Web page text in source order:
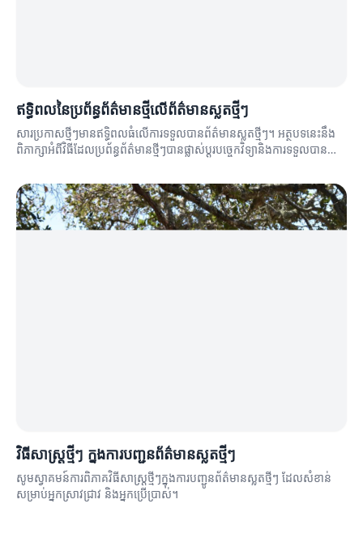
ឥទ្ធិពលនៃប្រព័ន្ធព័ត៌មានថ្មីលើព័ត៌មានស្លតថ្មីៗ
សារប្រកាសថ្មីៗមានឥទ្ធិពលធំលើការទទួលបានព័ត៌មានស្លតថ្មីៗ។ អត្ថបទនេះនឹង
ពិភាក្សាអំពីវិធីដែលប្រព័ន្ធព័ត៌មានថ្មីៗបានផ្លាស់ប្តូរបច្ចេកវិទ្យានិងការទទួលបាន
វិធីសាស្ត្រថ្មីៗ ក្នុងការបញ្ជូនព័ត៌មានស្លតថ្មីៗ
សូមស្វាគមន៍ការពិភាគវិធីសាស្ត្រថ្មីៗក្នុងការបញ្ជូនព័ត៌មានស្លតថ្មីៗ ដែលសំខាន់
សម្រាប់អ្នកស្រាវជ្រាវ និងអ្នកប្រើប្រាស់។